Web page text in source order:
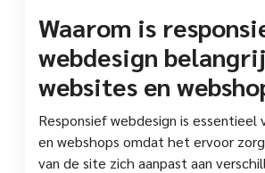
Waarom is
webdesign
websites en
Responsief webdesign is essentieel
en webshops omdat het ervoor
van de site zich aanpast aan